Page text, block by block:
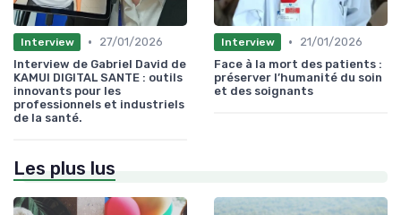
Interview •
27/01/2026
Interview de Gabriel David de
KAMUI DIGITAL SANTE : outils
innovants pour les
professionnels et industriels
de la santé.
Interview •
21/01/2026
Face à la mort des patients :
préserver l’humanité du soin
et des soignants
Les plus lus